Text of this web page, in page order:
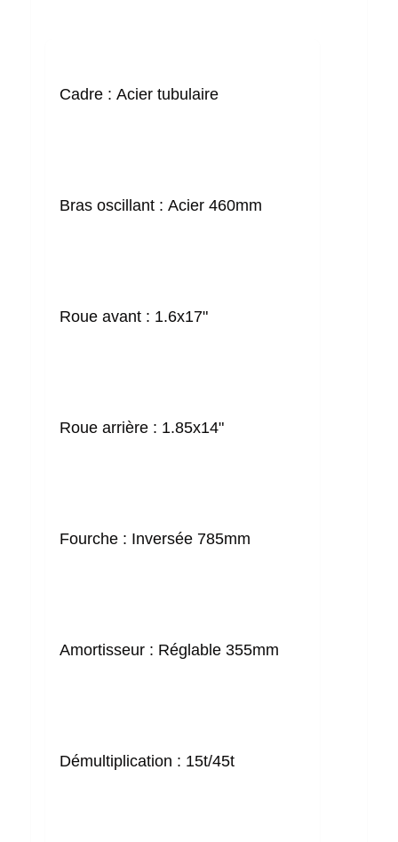
Cadre : Acier tubulaire
Bras oscillant : Acier 460mm
Roue avant : 1.6x17"
Roue arrière : 1.85x14"
Fourche : Inversée 785mm
Amortisseur : Réglable 355mm
Démultiplication : 15t/45t